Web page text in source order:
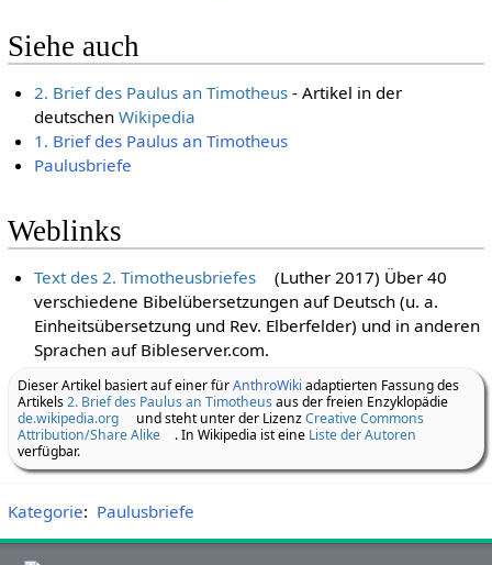
Siehe auch
2. Brief des Paulus an Timotheus - Artikel in der
deutschenWikipedia
1. Brief des Paulus an Timotheus
Paulusbriefe
Weblinks
Text des 2. Timotheusbriefes
(Luther 2017) Über 40
verschiedene Bibelübersetzungen auf Deutsch (u. a.
Einheitsübersetzung und Rev. Elberfelder) und in anderen
Sprachen auf Bibleserver.com.
Dieser Artikel basiert auf einer fürAnthroWiki adaptierten Fassung des
Artikels2. Brief des Paulus an Timotheusaus der freien Enzyklopädie
de.wikipedia.org
und steht unter der LizenzCreative Commons
Attribution/Share Alike
. In Wikipedia ist eine Liste der Autoren
verfügbar.
Kategorie: Paulusbriefe